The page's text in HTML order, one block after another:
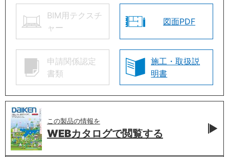
BIM用テクスチ
ャー
図面PDF
申請関係認定
書類
施工・取扱説
明書
この製品の情報を
WEBカタログで閲覧する